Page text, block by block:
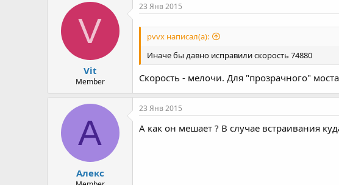
V
Vit
Member
23 Янв 2015
pvvx написал(а):
Иначе бы давно исправили скорость 74880
Скорость - мелочи. Для "прозрачного"
А
Алекс
23 Янв 2015
А как он мешает ? В случае встраивания